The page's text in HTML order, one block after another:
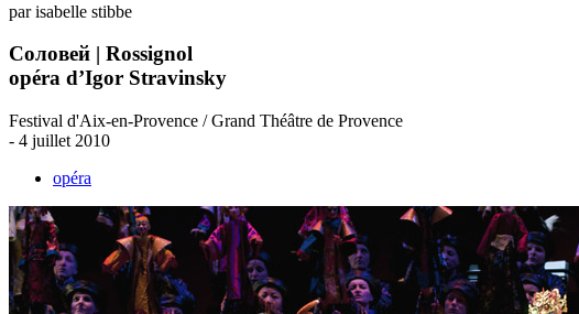
par isabelle stibbe
Соловей | Rossignol
opéra d’Igor Stravinsky
Festival d'Aix-en-Provence / Grand Théâtre de Provence
- 4 juillet 2010
opéra